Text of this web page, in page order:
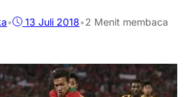
• 13 Juli 2018•2 Menit membaca